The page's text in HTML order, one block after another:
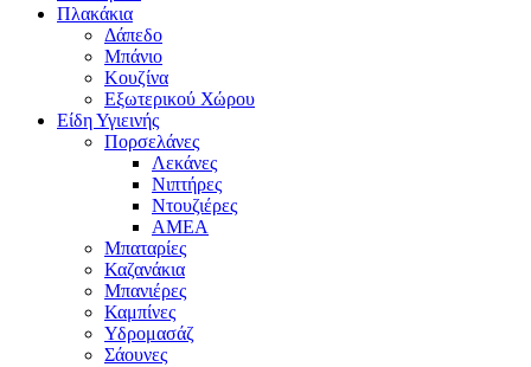
Πλακάκια
Δάπεδο
Μπάνιο
Κουζίνα
Εξωτερικού Χώρου
Είδη Υγιεινής
Πορσελάνες
Λεκάνες
Νιπτήρες
Ντουζιέρες
ΑΜΕΑ
Μπαταρίες
Καζανάκια
Μπανιέρες
Καμπίνες
Υδρομασάζ
Σάουνες